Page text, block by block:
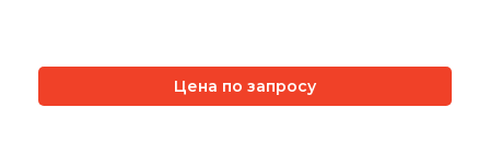
Цена по запросу